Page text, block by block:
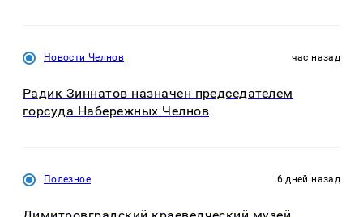
Новости Челнов час назад
Радик Зиннатов назначен председателем
горсуда Набережных Челнов
Полезное 6 дней назад